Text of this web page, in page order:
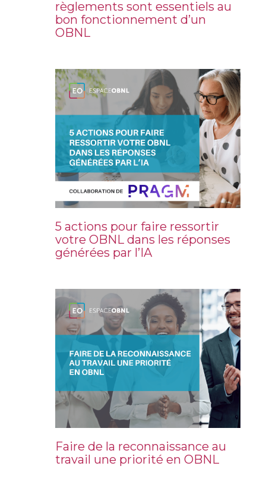
règlements sont essentiels au
bon fonctionnement d’un
OBNL
5 actions pour faire ressortir
votre OBNL dans les réponses
générées par l’IA
Faire de la reconnaissance au
travail une priorité en OBNL